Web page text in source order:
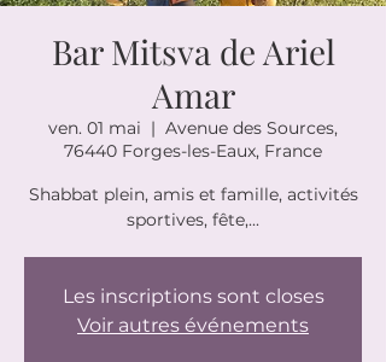
Bar Mitsva de Ariel
Amar
ven. 01 mai
  |
Avenue des Sources,
76440 Forges-les-Eaux, France
Shabbat plein, amis et famille, activités
sportives, fête,...
Les inscriptions sont closes
Voir autres événements